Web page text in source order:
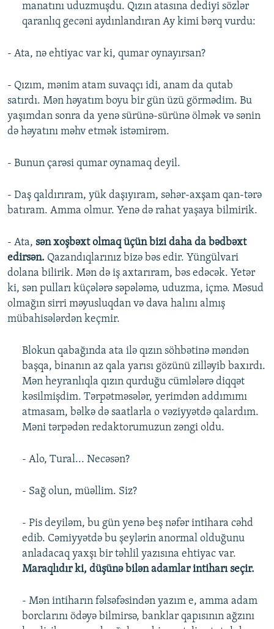
manatını uduzmuşdu. Qızın atasına dediyi sözlər
qaranlıq gecəni aydınlandıran Ay kimi bərq vurdu:
- Ata, nə ehtiyac var ki, qumar oynayırsan?
- Qızım, mənim atam suvaqçı idi, anam da qutab
satırdı. Mən həyatım boyu bir gün üzü görmədim. Bu
yaşımdan sonra da yenə sürünə-sürünə ölmək və sənin
də həyatını məhv etmək istəmirəm.
- Bunun çarəsi qumar oynamaq deyil.
- Daş qaldırıram, yük daşıyıram, səhər-axşam qan-tərə
batıram. Amma olmur. Yenə də rahat yaşaya bilmirik.
- Ata, sən xoşbəxt olmaq üçün bizi daha da bədbəxt
edirsən. Qazandıqlarınız bizə bəs edir. Yüngülvari
dolana bilirik. Mən də iş axtarıram, bəs edəcək. Yetər
ki, sən pulları küçələrə səpələmə, uduzma, içmə. Məsud
olmağın sirri məyusluqdan və dava halını almış
mübahisələrdən keçmir.
Blokun qabağında ata ilə qızın söhbətinə məndən
başqa, binanın az qala yarısı gözünü zilləyib baxırdı.
Mən heyranlıqla qızın qurduğu cümlələrə diqqət
kəsilmişdim. Tərpətməsələr, yerimdən addımımı
atmasam, bəlkə də saatlarla o vəziyyətdə qalardım.
Məni tərpədən redaktorumuzun zəngi oldu.
- Alo, Tural... Necəsən?
- Sağ olun, müəllim. Siz?
- Pis deyiləm, bu gün yenə beş nəfər intihara cəhd
edib. Cəmiyyətdə bu şeylərin anormal olduğunu
anladacaq yaxşı bir təhlil yazısına ehtiyac var.
Maraqlıdır ki, düşünə bilən adamlar intiharı seçir.
- Mən intiharın fəlsəfəsindən yazım e, amma adam
borclarını ödəyə bilmirsə, banklar qapısının ağzını